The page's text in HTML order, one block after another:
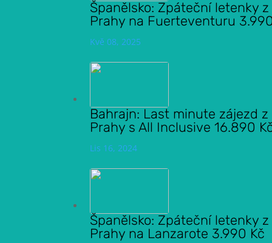
Španělsko: Zpáteční letenky z
Prahy na Fuerteventuru
Kvě 08, 2025
Bahrajn: Last minute zájezd z
Prahy s All Inclusive 16.890
Lis 16, 2024
Španělsko: Zpáteční letenky z
Prahy na Lanzarote 3.990 Kč